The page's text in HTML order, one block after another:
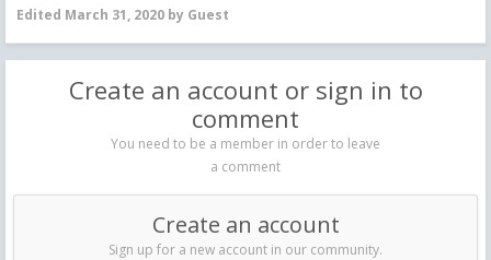
Edited March 31, 2020 by Guest
Create an account or sign in to
comment
You need to be a member in order to leave
a comment
Create an account
Sign up for a new account in our community.